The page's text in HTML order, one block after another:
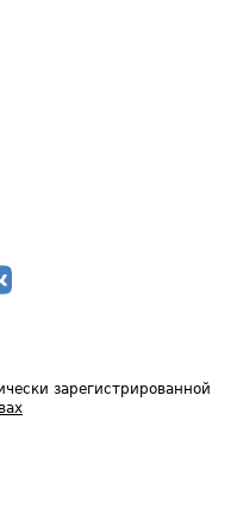
зарегистрированной